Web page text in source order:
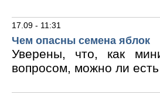
17.09 - 11:31
Чем опасны семена яблок
Уверены, что, как
вопросом, можно ли